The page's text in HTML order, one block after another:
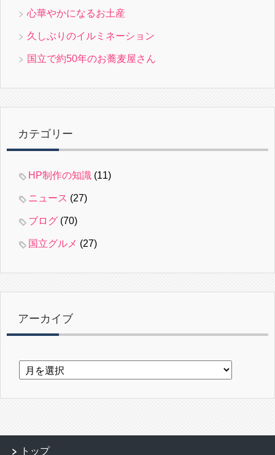
心華やかになるお土産
久しぶりのイルミネーション
国立で約50年のお蕎麦屋さん
カテゴリー
HP制作の知識 (11)
ニュース (27)
ブログ (70)
国立グルメ (27)
アーカイブ
ア
ー
イ
トップ